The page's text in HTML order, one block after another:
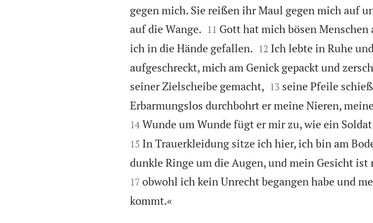
gegen mich. Sie reißen ihr Maul gegen mich auf
auf die Wange.
11 Gott hat mich bösen
ich in die Hände gefallen.
12 Ich lebte in Ruhe
aufgeschreckt, mich am Genick gepackt und
seiner Zielscheibe gemacht, 

13 seine Pfeile
Erbarmungslos durchbohrt er meine Nieren,
14 Wunde um Wunde fügt er mir zu, wie ein
15 In Trauerkleidung sitze ich hier, ich bin am
dunkle Ringe um die Augen, und mein Gesicht
17 obwohl ich kein Unrecht begangen habe und
kommt.«